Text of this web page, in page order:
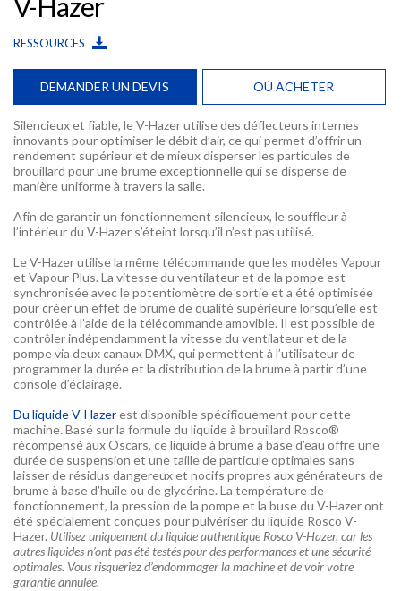
RESSOURCES
DEMANDER UN DEVIS OÙ ACHETER
Silencieux et fiable, le V-Hazer utilise des déflecteurs internes
innovants pour optimiser le débit d’air, ce qui permet d’offrir un
rendement supérieur et de mieux disperser les particules de
brouillard pour une brume exceptionnelle qui se disperse de
manière uniforme à travers la salle.
Afin de garantir un fonctionnement silencieux, le souffleur à
l’intérieur du V-Hazer s’éteint lorsqu’il n’est pas utilisé.
Le V-Hazer utilise la même télécommande que les modèles Vapour
et Vapour Plus. La vitesse du ventilateur et de la pompe est
synchronisée avec le potentiomètre de sortie et a été optimisée
pour créer un effet de brume de qualité supérieure lorsqu’elle est
contrôlée à l’aide de la télécommande amovible. Il est possible de
contrôler indépendamment la vitesse du ventilateur et de la
pompe via deux canaux DMX, qui permettent à l’utilisateur de
programmer la durée et la distribution de la brume à partir d’une
console d’éclairage.
Du liquide V-Hazerest disponible spécifiquement pour cette
machine. Basé sur la formule du liquide à brouillard Rosco®
récompensé aux Oscars, ce liquide à brume à base d’eau offre une
durée de suspension et une taille de particule optimales sans
laisser de résidus dangereux et nocifs propres aux générateurs de
brume à base d’huile ou de glycérine. La température de
fonctionnement, la pression de la pompe et la buse du V-Hazer ont
été spécialement conçues pour pulvériser du liquide Rosco V-
Hazer. Utilisez uniquement du liquide authentique Rosco V-Hazer, car les
autres liquides n’ont pas été testés pour des performances et une sécurité
optimales. Vous risqueriez d’endommager la machine et de voir votre
garantie annulée.